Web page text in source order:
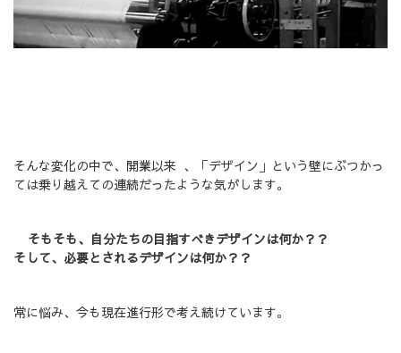
そんな変化の中で、開業以来 、「デザイン」という壁にぶつかっ
ては乗り越えての連続だったような気がします。
そもそも、自分たちの目指すべきデザインは何か？？
そして、必要とされるデザインは何か？？
常に悩み、今も現在進行形で考え続けています。